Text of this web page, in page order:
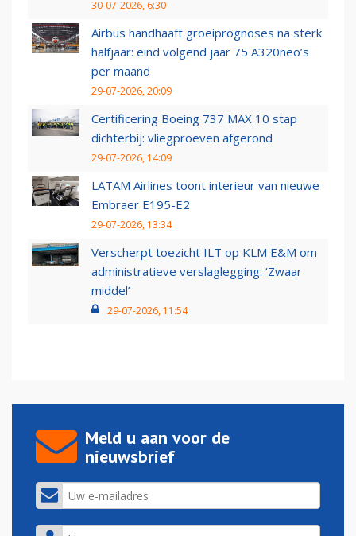
30-07-2026, 6:30
Airbus handhaaft groeiprognoses na sterk
halfjaar: eind volgend jaar 75 A320neo’s
per maand
29-07-2026, 20:09
Certificering Boeing 737 MAX 10 stap
dichterbij: vliegproeven afgerond
29-07-2026, 14:09
LATAM Airlines toont interieur van nieuwe
Embraer E195-E2
29-07-2026, 13:34
Verscherpt toezicht ILT op KLM E&M om
administratieve verslaglegging: ‘Zwaar
middel’
29-07-2026, 11:54
Meld u aan voor de
nieuwsbrief